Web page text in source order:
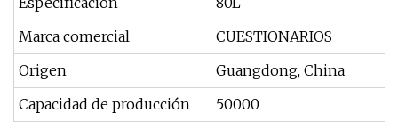
Marca comercial
CUESTIONARIOS
Origen
Guangdong, China
Capacidad de producción
50000